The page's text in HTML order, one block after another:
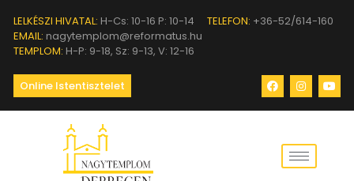
LELKÉSZI HIVATAL: H-Cs: 10-16 P: 10-14 TELEFON: +36-52/614-160
EMAIL: nagytemplom@reformatus.hu
TEMPLOM: H-P: 9-18, Sz: 9-13, V: 12-16
Online Istentisztelet